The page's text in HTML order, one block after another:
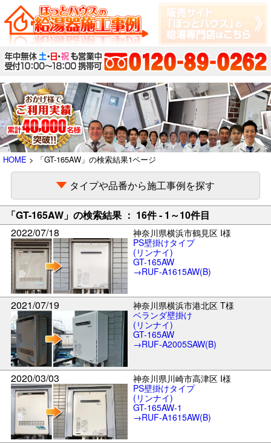
HOME > 「GT-165AW」の検索結果1ページ
タイプや品番から施工事例を探す
「GT-165AW」の検索結果 ： 16件 - 1～10件目
2022/07/18
神奈川県横浜市鶴見区 I様
PS壁掛けタイプ
(リンナイ)
GT-165AW
→RUF-A1615AW(B)
2021/07/19
神奈川県横浜市港北区 T様
ベランダ壁掛け
(リンナイ)
GT-165AW
→RUF-A2005SAW(B)
2020/03/03
神奈川県川崎市高津区 I様
PS壁掛けタイプ
(リンナイ)
GT-165AW-1
→RUF-A1615AW(B)